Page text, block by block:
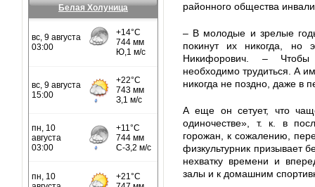
Белая Холуница
районного общества
– В молодые и зрелые
покинут их никогда, но
Никифорович. – Чтобы
необходимо трудиться. А
никогда не поздно, даже в
А еще он сетует, что
одиночестве», т. к. в
горожан, к сожалению,
физкультурник призывает
нехватку времени и
залы и к домашним